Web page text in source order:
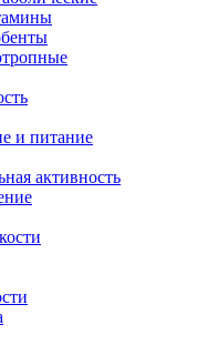
и питание
активность